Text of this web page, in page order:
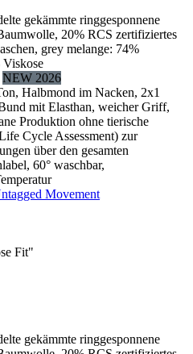
gekämmte ringgesponnene
20% RCS zertifiziertes
grey melange: 74%
Viskose
NEW 2026
Halbmond im Nacken, 2x1
mit Elasthan, weicher Griff,
Produktion ohne tierische
Cycle Assessment) zur
über den gesamten
60° waschbar,
Movement
Fit"
gekämmte ringgesponnene